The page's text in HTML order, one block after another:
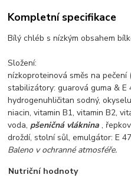
Kompletní specifikace
Bílý chléb s nízkým obsahem
Složení:
nízkoproteinová směs na
stabilizátory: guarová guma & E
hydrogenuhličitan sodný,
niacin, vitamin B1, vitamin B2,
voda,pšeničná vláknina ,
droždí, stolní sůl, emulgátor: E
Baleno v ochranné atmosféře.
Nutriční hodnoty